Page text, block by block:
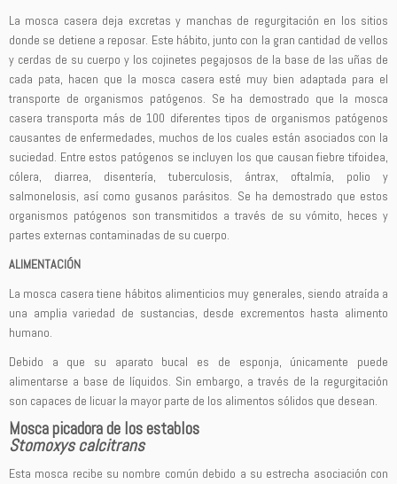
La mosca casera deja excretas y manchas de regurgitación en los sitios
donde se detiene a reposar. Este hábito, junto con la gran cantidad de vellos
y cerdas de su cuerpo y los cojinetes pegajosos de la base de las uñas de
cada pata, hacen que la mosca casera esté muy bien adaptada para el
transporte de organismos patógenos. Se ha demostrado que la mosca
casera transporta más de 100 diferentes tipos de organismos patógenos
causantes de enfermedades, muchos de los cuales están asociados con la
suciedad. Entre estos patógenos se incluyen los que causan fiebre tifoidea,
cólera, diarrea, disentería, tuberculosis, ántrax, oftalmía, polio y
salmonelosis, así como gusanos parásitos. Se ha demostrado que estos
organismos patógenos son transmitidos a través de su vómito, heces y
partes externas contaminadas de su cuerpo.
ALIMENTACIÓN
La mosca casera tiene hábitos alimenticios muy generales, siendo atraída a
una amplia variedad de sustancias, desde excrementos hasta alimento
humano.
Debido a que su aparato bucal es de esponja, únicamente puede
alimentarse a base de líquidos. Sin embargo, a través de la regurgitación
son capaces de licuar la mayor parte de los alimentos sólidos que desean.
Mosca picadora de los establos
Stomoxys calcitrans
Esta mosca recibe su nombre común debido a su estrecha asociación con